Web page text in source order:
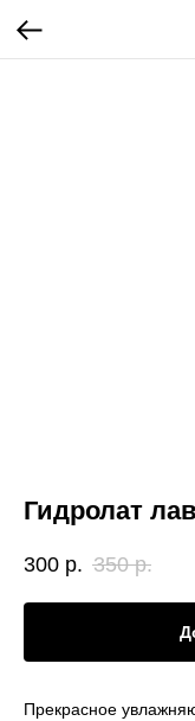
Гидролат
300 р. 350 р.
Прекрасное